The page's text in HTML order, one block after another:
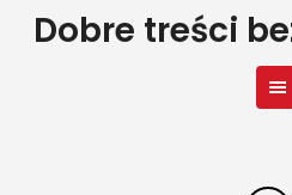
SkipDobre treści